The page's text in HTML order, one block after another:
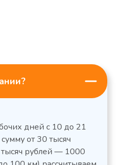
дней с 10 до 21
сумму от 30 тысяч
рублей — 1000